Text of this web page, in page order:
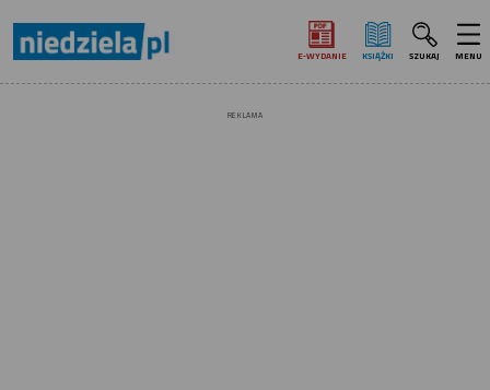
E‑WYDANIE KSIĄŻKI SZUKAJ MENU
REKLAMA